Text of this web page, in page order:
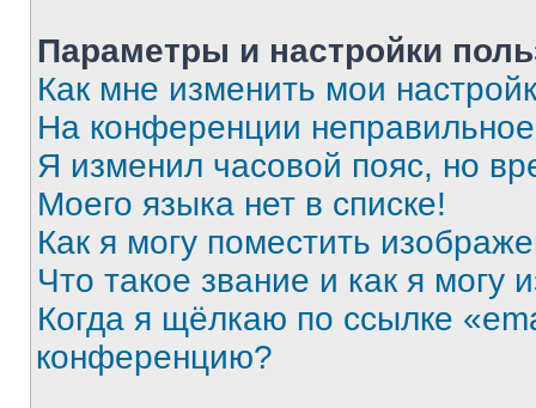
Параметры и настройки
Как мне изменить мои
На конференции
Я изменил часовой пояс, но
Моего языка нет в списке!
Как я могу поместить
Что такое звание и как я могу
Когда я щёлкаю по ссылке
конференцию?